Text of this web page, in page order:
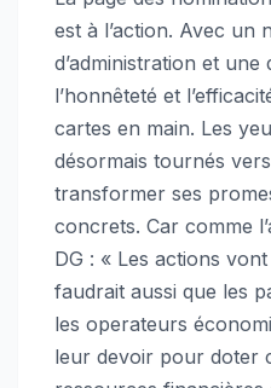
est à l’action. Avec un
d’administration et
l’honnêteté et
cartes en main. Les
désormais tournés
transformer ses
concrets. Car comme
DG : « Les actions
faudrait aussi que les
les operateurs
leur devoir pour doter